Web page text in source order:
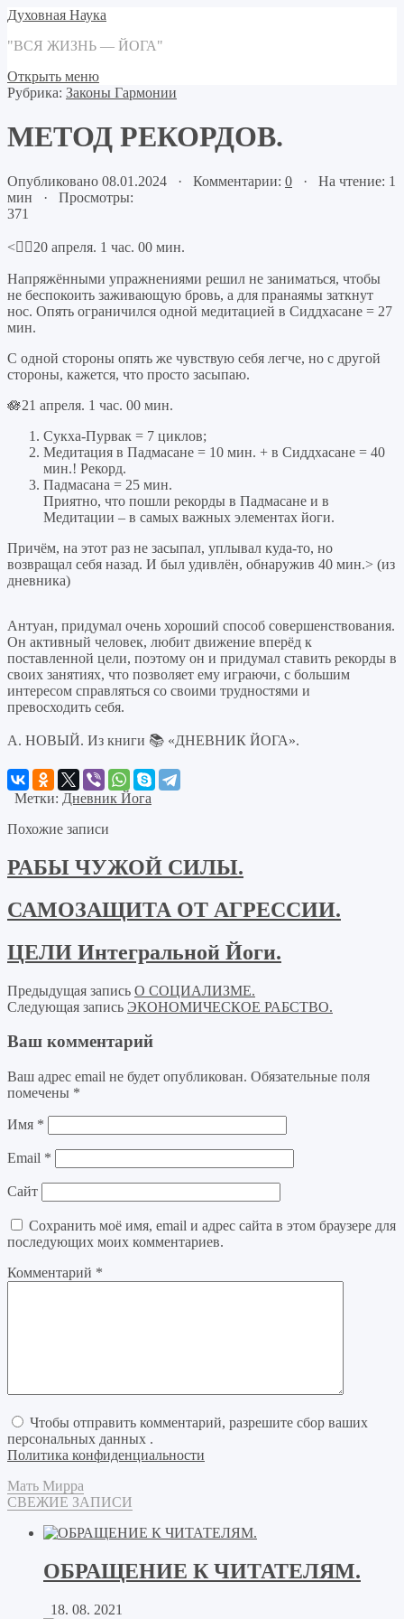
Духовная Наука
"ВСЯ ЖИЗНЬ — ЙОГА"
Открыть меню
Рубрика: Законы Гармонии
МЕТОД РЕКОРДОВ.
Опубликовано 08.01.2024 · Комментарии: 0 · На чтение: 1
мин · Просмотры:
371
<🧘‍♂️20 апреля. 1 час. 00 мин.
Напряжёнными упражнениями решил не заниматься, чтобы
не беспокоить заживающую бровь, а для пранаямы заткнут
нос. Опять ограничился одной медитацией в Сиддхасане = 27
мин.
С одной стороны опять же чувствую себя легче, но с другой
стороны, кажется, что просто засыпаю.
🪷21 апреля. 1 час. 00 мин.
Сукха-Пурвак = 7 циклов;
Медитация в Падмасане = 10 мин. + в Сиддхасане = 40
мин.! Рекорд.
Падмасана = 25 мин.
Приятно, что пошли рекорды в Падмасане и в
Медитации ‒ в самых важных элементах йоги.
Причём, на этот раз не засыпал, уплывал куда-то, но
возвращал себя назад. И был удивлён, обнаружив 40 мин.> (из
дневника)
Антуан, придумал очень хороший способ совершенствования.
Он активный человек, любит движение вперёд к
поставленной цели, поэтому он и придумал ставить рекорды в
своих занятиях, что позволяет ему играючи, с большим
интересом справляться со своими трудностями и
превосходить себя.
А. НОВЫЙ. Из книги 📚 «ДНЕВНИК ЙОГА».
Метки: Дневник Йога
Похожие записи
РАБЫ ЧУЖОЙ СИЛЫ.
САМОЗАЩИТА ОТ АГРЕССИИ.
ЦЕЛИ Интегральной Йоги.
Предыдущая запись О СОЦИАЛИЗМЕ.
Следующая запись ЭКОНОМИЧЕСКОЕ РАБСТВО.
Ваш комментарий
Ваш адрес email не будет опубликован. Обязательные поля
помечены *
Имя *
Email *
Сайт
Сохранить моё имя, email и адрес сайта в этом браузере для
последующих моих комментариев.
Комментарий *
Чтобы отправить комментарий, разрешите сбор ваших
персональных данных .
Политика конфиденциальности
Мать Мирра
СВЕЖИЕ ЗАПИСИ
ОБРАЩЕНИЕ К ЧИТАТЕЛЯМ.
18. 08. 2021